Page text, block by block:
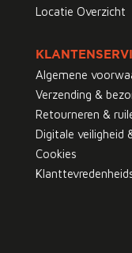
Locatie Overzicht
Algemene
Verzending &
Retourneren &
Digitale veiligheid
Cookies